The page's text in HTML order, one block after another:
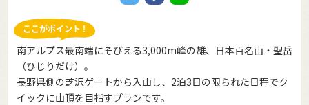
南アルプス最南端にそびえる3,000m峰の雄、日本百名山・聖岳
（ひじりだけ）。
長野県側の芝沢ゲートから入山し、2泊3日の限られた日程でク
イックに山頂を目指すプランです。